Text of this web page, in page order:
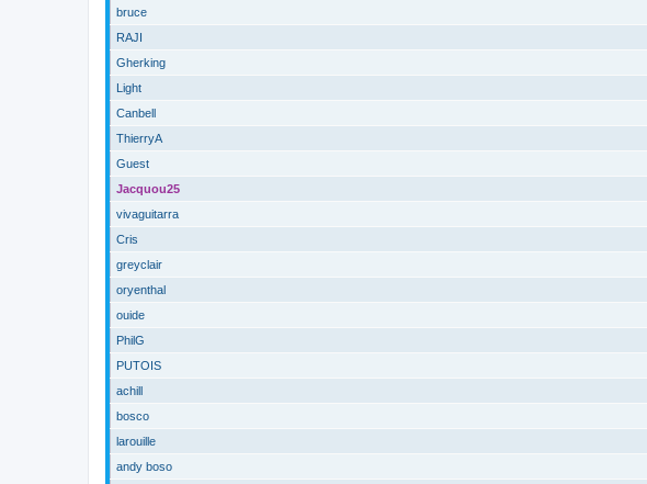
bruce
RAJI
Gherking
Light
Canbell
ThierryA
Guest
Jacquou25
vivaguitarra
Cris
greyclair
oryenthal
ouide
PhilG
PUTOIS
achill
bosco
larouille
andy boso